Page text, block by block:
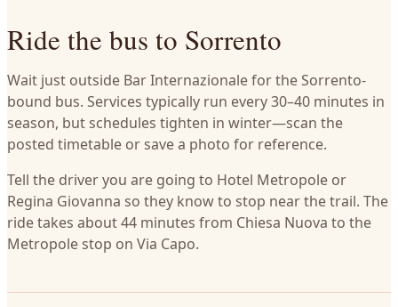
Ride the bus to Sorrento
Wait just outside Bar Internazionale for the Sorrento-
bound bus. Services typically run every 30–40 minutes in
season, but schedules tighten in winter—scan the
posted timetable or save a photo for reference.
Tell the driver you are going to Hotel Metropole or
Regina Giovanna so they know to stop near the trail. The
ride takes about 44 minutes from Chiesa Nuova to the
Metropole stop on Via Capo.